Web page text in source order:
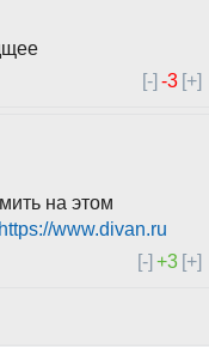
[-] -3 [+]
на этом
https://www.divan.ru
[-] +3 [+]